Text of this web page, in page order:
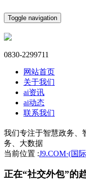
Toggle navigation
0830-2299711
网站首页
关于我们
ai资讯
ai动态
联系我们
我们专注于智慧政务、
务、大数据
当前位置 :J9.COM·(国
正在“社交外包”的